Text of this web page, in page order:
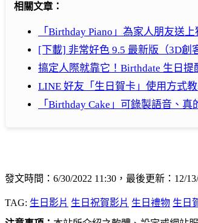
相關文章：
「Birthday Piano」為家人朋友送
[下載] 非常好色 9.5 最新版（3D創
搞定人際就靠它！Birthdate 生日
LINE 好友「生日賀卡」使用方式
「Birthday Cake」可錄製語音、
發文時間：6/30/2022 11:30，最後更新：12/
TAG: 生日影片 生日祝賀影片 生日禮物 生日